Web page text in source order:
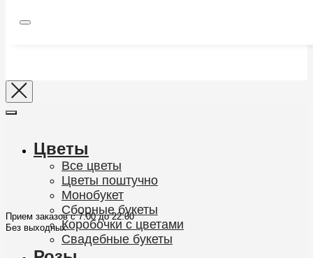
Прием заказов с 7:00 до 22:00
Без выходных
Цветы
Все цветы
Цветы поштучно
Монобукет
Сборные букеты
Коробочки с цветами
Свадебные букеты